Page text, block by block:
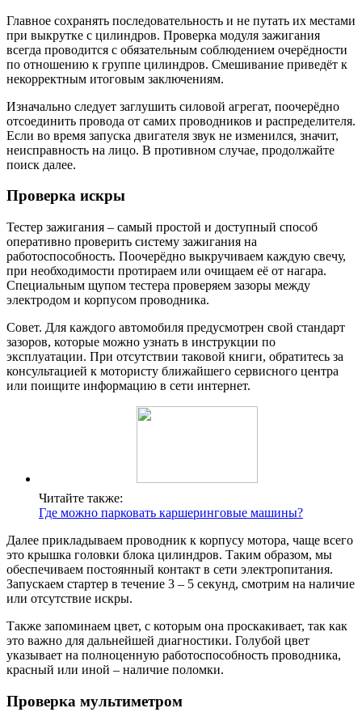
Главное сохранять последовательность и не путать их местами
при выкрутке с цилиндров. Проверка модуля зажигания
всегда проводится с обязательным соблюдением очерёдности
по отношению к группе цилиндров. Смешивание приведёт к
некорректным итоговым заключениям.
Изначально следует заглушить силовой агрегат, поочерёдно
отсоединить провода от самих проводников и распределителя.
Если во время запуска двигателя звук не изменился, значит,
неисправность на лицо. В противном случае, продолжайте
поиск далее.
Проверка искры
Тестер зажигания – самый простой и доступный способ
оперативно проверить систему зажигания на
работоспособность. Поочерёдно выкручиваем каждую свечу,
при необходимости протираем или очищаем её от нагара.
Специальным щупом тестера проверяем зазоры между
электродом и корпусом проводника.
Совет. Для каждого автомобиля предусмотрен свой стандарт
зазоров, которые можно узнать в инструкции по
эксплуатации. При отсутствии таковой книги, обратитесь за
консультацией к мотористу ближайшего сервисного центра
или поищите информацию в сети интернет.
Читайте также:
Где можно парковать каршеринговые машины?
Далее прикладываем проводник к корпусу мотора, чаще всего
это крышка головки блока цилиндров. Таким образом, мы
обеспечиваем постоянный контакт в сети электропитания.
Запускаем стартер в течение 3 – 5 секунд, смотрим на наличие
или отсутствие искры.
Также запоминаем цвет, с которым она проскакивает, так как
это важно для дальнейшей диагностики. Голубой цвет
указывает на полноценную работоспособность проводника,
красный или иной – наличие поломки.
Проверка мультиметром